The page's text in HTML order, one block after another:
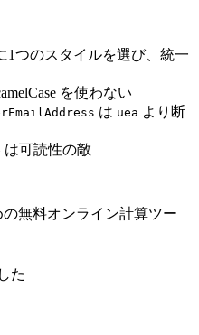
1つのスタイルを選び、統一
を使わない
は uea より断
は可読性の敵
無料オンライン計算ツー
た